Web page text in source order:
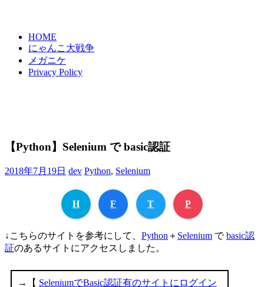
HOME
にゃんこ大戦争
メガニケ
Privacy Policy
【Python】Selenium で basic認証
2018年7月19日 dev Python, Selenium
H F T P
↓こちらのサイトを参考にして、 Python ＋ Selenium でbasic認
証のあるサイトにアクセスしました。